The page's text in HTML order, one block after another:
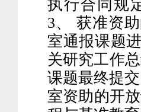
执行合同规
3、
获准资
室通报课题
关研究工作
课题最终提
室资助的开